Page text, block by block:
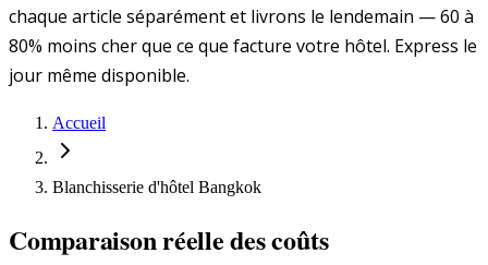
chaque article séparément et livrons le lendemain — 60 à
80% moins cher que ce que facture votre hôtel. Express le
jour même disponible.
Accueil
Blanchisserie d'hôtel Bangkok
Comparaison réelle des coûts